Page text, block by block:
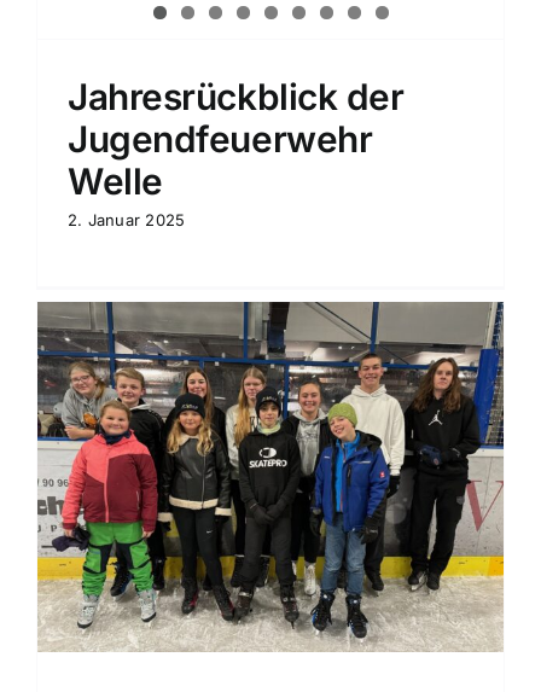
Jahresrückblick der
Jugendfeuerwehr
Welle
2. Januar 2025